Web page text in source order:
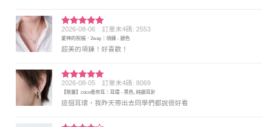
評分5 滿
分 5
2026-08-06 訂單末4碼: 2553
愛神的祝福．2way｜項鍊 - 銀色
超美的項鍊！好喜歡！
評分5 滿
分 5
2026-08-05 訂單末4碼: 8069
【限量】coco香奈耳｜耳環 - 黑色, 純銀耳針
這個耳環，我昨天帶出去同學們都說很好看